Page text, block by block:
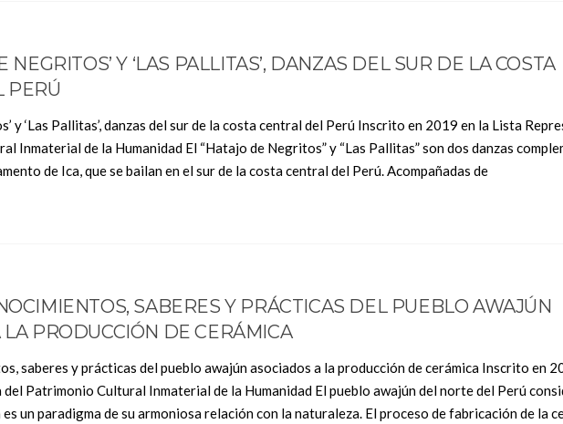
NEGRITOS’ Y ‘LAS PALLITAS’, DANZAS DEL SUR DE LA COSTA
PERÚ
y ‘Las Pallitas’, danzas del sur de la costa central del Perú Inscrito en 2019 en la Lista
Inmaterial de la Humanidad El “Hatajo de Negritos” y “Las Pallitas” son dos danzas
de Ica, que se bailan en el sur de la costa central del Perú. Acompañadas de
SABERES Y PRÁCTICAS DEL PUEBLO AWAJÚN
PRODUCCIÓN DE CERÁMICA
saberes y prácticas del pueblo awajún asociados a la producción de cerámica Inscrito en
Patrimonio Cultural Inmaterial de la Humanidad El pueblo awajún del norte del Perú
un paradigma de su armoniosa relación con la naturaleza. El proceso de fabricación de la